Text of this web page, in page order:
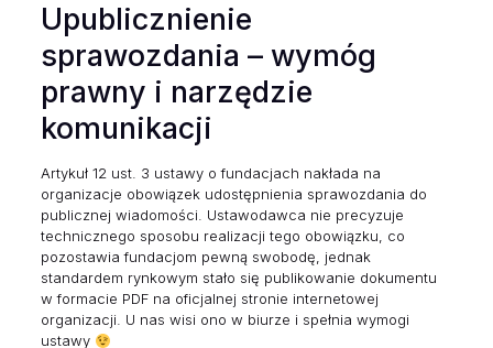
Upublicznienie
sprawozdania – wymóg
prawny i narzędzie
komunikacji
Artykuł 12 ust. 3 ustawy o fundacjach nakłada na
organizacje obowiązek udostępnienia sprawozdania do
publicznej wiadomości. Ustawodawca nie precyzuje
technicznego sposobu realizacji tego obowiązku, co
pozostawia fundacjom pewną swobodę, jednak
standardem rynkowym stało się publikowanie dokumentu
w formacie PDF na oficjalnej stronie internetowej
organizacji. U nas wisi ono w biurze i spełnia wymogi
ustawy